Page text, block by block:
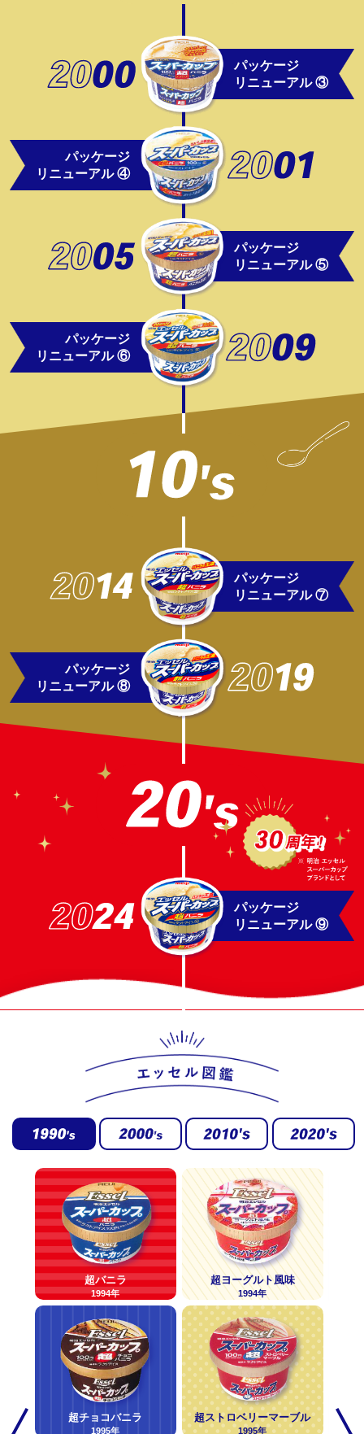
パッケージ
リニューアル ③
パッケージ
リニューアル ④
パッケージ
リニューアル ⑤
パッケージ
リニューアル ⑥
パッケージ
リニューアル ⑦
パッケージ
リニューアル ⑧
パッケージ
リニューアル ⑨
超バニラ
1994年
超ヨーグルト風味
1994年
超チョコバニラ
1995年
超ストロベリーマーブル
1995年